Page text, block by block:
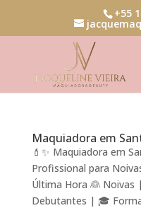
+55
Maquiadora em
💄✨ Maquiadora em
Profissional para
Última Hora 👰 Noivas
Debutantes | 🎓